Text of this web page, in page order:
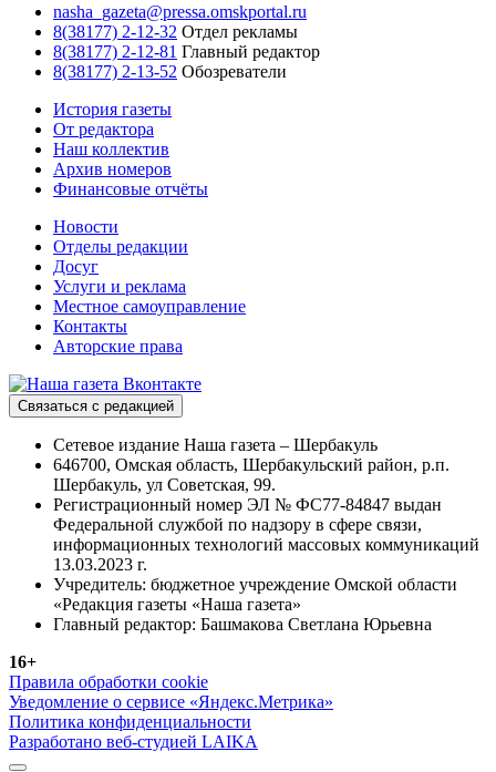
nasha_gazeta@pressa.omskportal.ru
8(38177) 2-12-32 Отдел рекламы
8(38177) 2-12-81 Главный редактор
8(38177) 2-13-52 Обозреватели
История газеты
От редактора
Наш коллектив
Архив номеров
Финансовые отчёты
Новости
Отделы редакции
Досуг
Услуги и реклама
Местное самоуправление
Контакты
Авторские права
Связаться с редакцией
Сетевое издание Наша газета – Шербакуль
646700, Омская область, Шербакульский район, р.п.
Шербакуль, ул Советская, 99.
Регистрационный номер ЭЛ № ФС77-84847 выдан
Федеральной службой по надзору в сфере связи,
информационных технологий массовых коммуникаций
13.03.2023 г.
Учредитель: бюджетное учреждение Омской области
«Редакция газеты «Наша газета»
Главный редактор: Башмакова Светлана Юрьевна
16+
Правила обработки cookie
Уведомление о сервисе «Яндекс.Метрика»
Политика конфиденциальности
Разработано веб-студией LAIKA